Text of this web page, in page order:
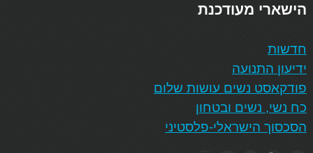
הישארי מעודכנת
חדשות
ידיעון התנועה
פודקאסט נשים עושות שלום
כח נשי, נשים ובטחון
הסכסוך הישראלי-פלסטיני